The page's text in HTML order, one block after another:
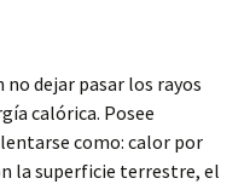
no dejar pasar los rayos
calórica. Posee
como: calor por
la superficie terrestre, el